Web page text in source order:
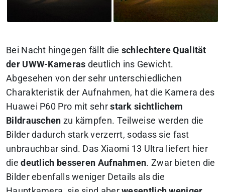
Bei Nacht hingegen fällt die schlechtere Qualität
der UWW-Kameras deutlich ins Gewicht.
Abgesehen von der sehr unterschiedlichen
Charakteristik der Aufnahmen, hat die Kamera des
Huawei P60 Pro mit sehrstark sichtlichem
Bildrauschen zu kämpfen. Teilweise werden die
Bilder dadurch stark verzerrt, sodass sie fast
unbrauchbar sind. Das Xiaomi 13 Ultra liefert hier
diedeutlich besseren Aufnahmen. Zwar bieten die
Bilder ebenfalls weniger Details als die